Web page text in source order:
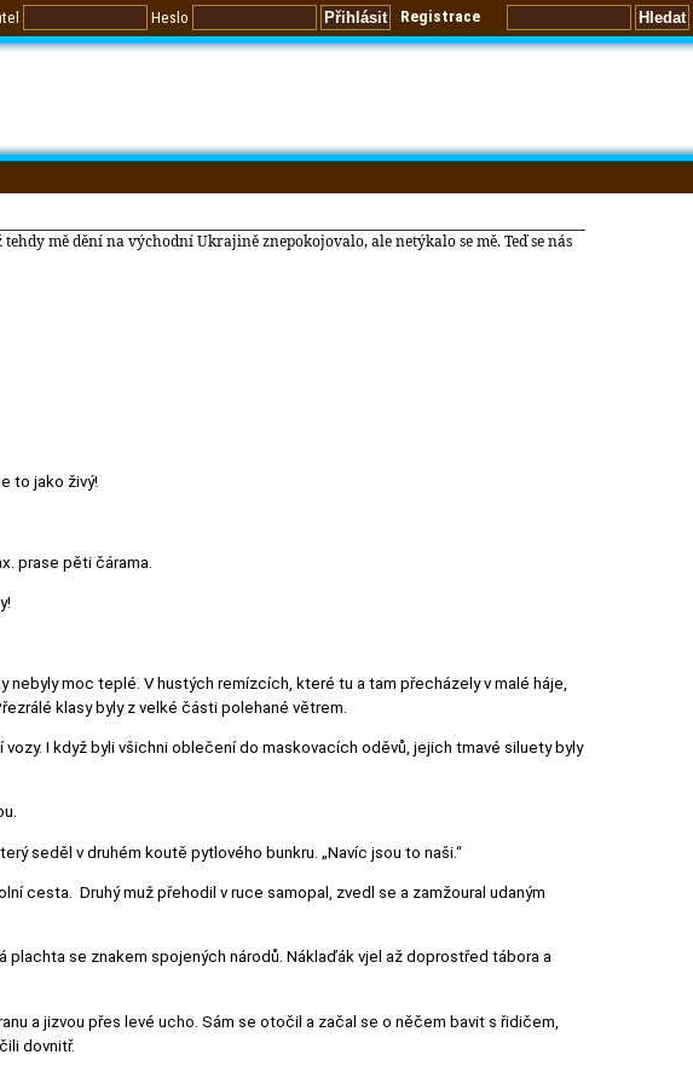
Heslo Registrace
mě dění na východní Ukrajině znepokojovalo, ale netýkalo se mě. Teď se nás
to jako živý!
prase pěti čárama.
moc teplé. V hustých remízcích, které tu a tam přecházely v malé háje,
klasy byly z velké části polehané větrem.
I když byli všichni oblečení do maskovacích oděvů, jejich tmavé siluety byly
seděl v druhém koutě pytlového bunkru. „Navíc jsou to naši.“
cesta. Druhý muž přehodil v ruce samopal, zvedl se a zamžoural udaným
plachta se znakem spojených národů. Náklaďák vjel až doprostřed tábora a
a jizvou přes levé ucho. Sám se otočil a začal se o něčem bavit s řidičem,
dovnitř.